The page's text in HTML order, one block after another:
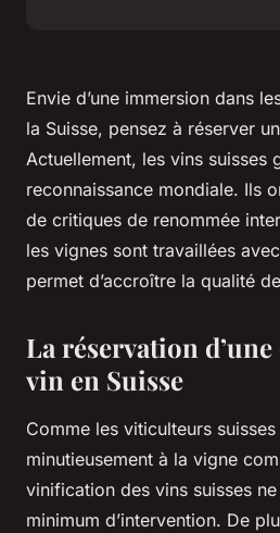
Envie d’une immersion dans
la Suisse, pensez à réserver
Actuellement, les vins suisses
reconnaissance mondiale. Ils
de critiques de renommée
les vignes sont travaillées
permet d’accroître la qualité
La réservation
vin en Suisse
Comme les viticulteurs
minutieusement à la vigne
vinification des vins suisses ne
minimum d’intervention. De